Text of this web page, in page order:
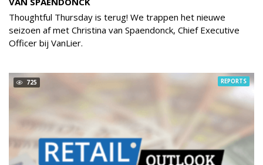
Thoughtful Thursday is terug! We trappen het nieuwe
seizoen af met Christina van Spaendonck, Chief Executive
Officer bij VanLier.
725 REPORTS